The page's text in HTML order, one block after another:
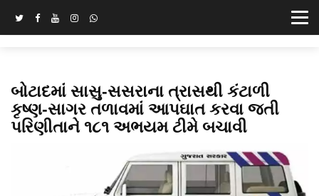
બોટાદમાં સાસુ-સસરાના ત્રાસથી કંટાળી
કૃષ્ણ-સાગર તળાવમાં આપઘાત કરવા જતી
પરિણીતાને ૧૮૧ અભયમ ટીમે બચાવી
Next